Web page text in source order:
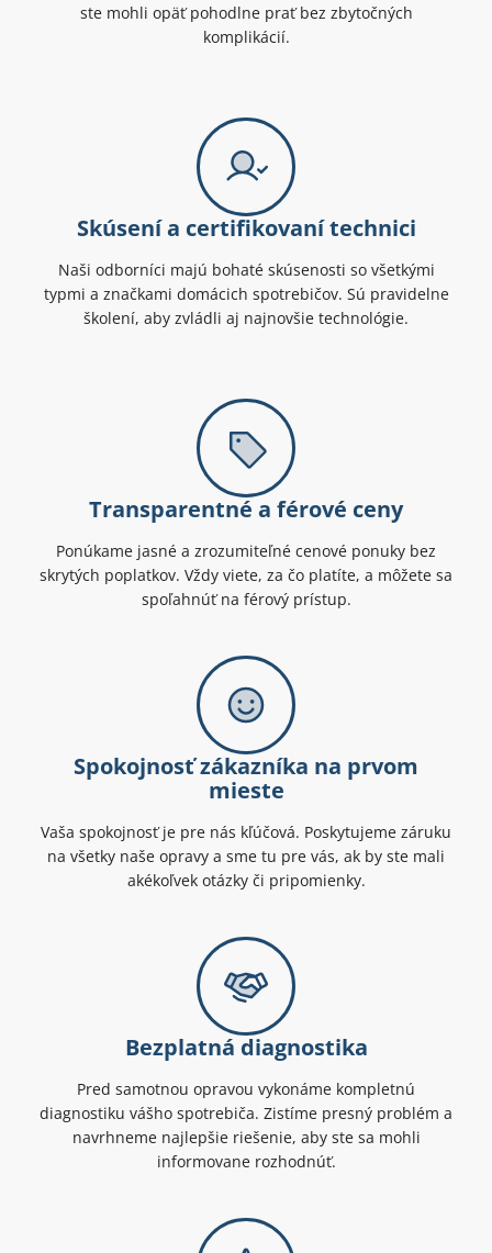
ste mohli opäť pohodlne prať bez zbytočných
komplikácií.
Skúsení a certifikovaní technici
Naši odborníci majú bohaté skúsenosti so všetkými
typmi a značkami domácich spotrebičov. Sú pravidelne
školení, aby zvládli aj najnovšie technológie.
Transparentné a férové ceny
Ponúkame jasné a zrozumiteľné cenové ponuky bez
skrytých poplatkov. Vždy viete, za čo platíte, a môžete sa
spoľahnúť na férový prístup.
Spokojnosť zákazníka na prvom
mieste
Vaša spokojnosť je pre nás kľúčová. Poskytujeme záruku
na všetky naše opravy a sme tu pre vás, ak by ste mali
akékoľvek otázky či pripomienky.
Bezplatná diagnostika
Pred samotnou opravou vykonáme kompletnú
diagnostiku vášho spotrebiča. Zistíme presný problém a
navrhneme najlepšie riešenie, aby ste sa mohli
informovane rozhodnúť.